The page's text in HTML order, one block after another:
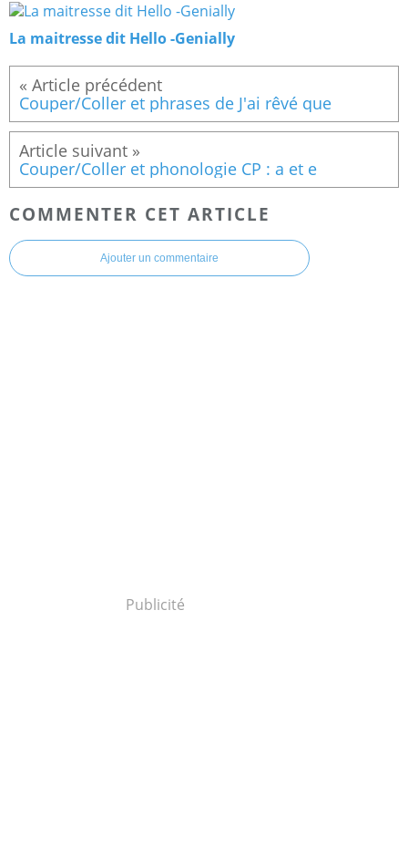
La maitresse dit Hello -Genially
Couper/Coller et phrases de J'ai rêvé que
Couper/Coller et phonologie CP : a et e
COMMENTER CET ARTICLE
Ajouter un commentaire
Publicité